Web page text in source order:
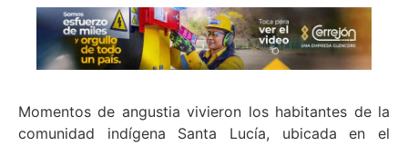
Momentos de angustia vivieron los habitantes de la
comunidad indígena Santa Lucía, ubicada en el